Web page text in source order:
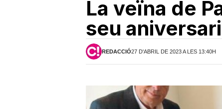
La veïna de
seu
REDACCIÓ27 D'ABRIL DE 2023 A LES 13:40H